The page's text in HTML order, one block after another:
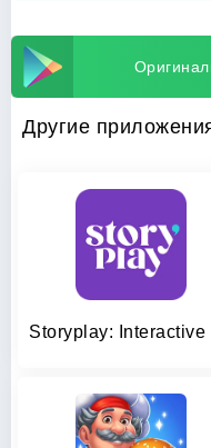
Другие